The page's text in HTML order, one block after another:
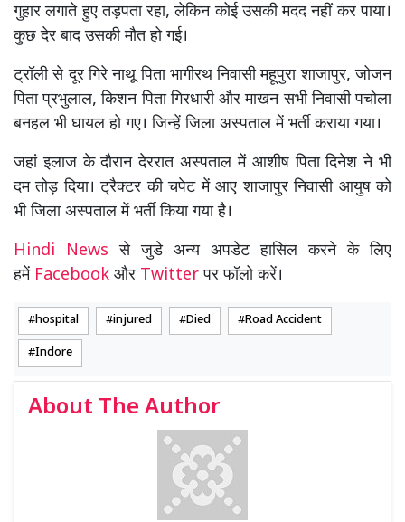
गुहार लगाते हुए तड़पता रहा, लेकिन कोई उसकी मदद नहीं कर पाया।
कुछ देर बाद उसकी मौत हो गई।
ट्रॉली से दूर गिरे नाथू पिता भागीरथ निवासी महूपुरा शाजापुर, जोजन
पिता प्रभुलाल, किशन पिता गिरधारी और माखन सभी निवासी पचोला
बनहल भी घायल हो गए। जिन्हें जिला अस्पताल में भर्ती कराया गया।
जहां इलाज के दौरान देररात अस्पताल में आशीष पिता दिनेश ने भी
दम तोड़ दिया। ट्रैक्टर की चपेट में आए शाजापुर निवासी आयुष को
भी जिला अस्पताल में भर्ती किया गया है।
Hindi Newsसे जुडे अन्य अपडेट हासिल करने के लिए
हमें Facebook और Twitterपर फॉलो करें।
hospital injured Died Road Accident
Indore
About The Author